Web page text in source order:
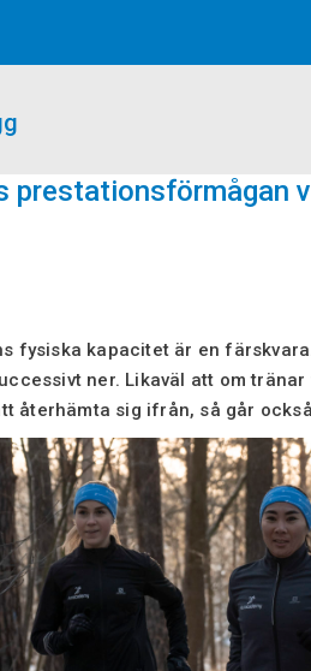
prestationsförmågan
fysiska kapacitet är en
ner. Likaväl att om
återhämta sig ifrån, så går